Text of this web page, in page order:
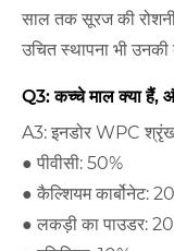
साल तक सूरज की
उचित स्थापना भी उनकी
Q3: कच्चे माल क्या हैं,
A3: इनडोर WPC
● पीवीसी: 50%
● कैल्शियम कार्बोनेट:
● लकड़ी का पाउडर: